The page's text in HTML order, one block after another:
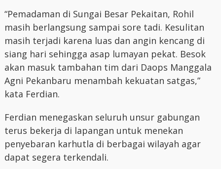
“Pemadaman di Sungai Besar Pekaitan, Rohil
masih berlangsung sampai sore tadi. Kesulitan
masih terjadi karena luas dan angin kencang di
siang hari sehingga asap lumayan pekat. Besok
akan masuk tambahan tim dari Daops Manggala
Agni Pekanbaru menambah kekuatan satgas,”
kata Ferdian.
Ferdian menegaskan seluruh unsur gabungan
terus bekerja di lapangan untuk menekan
penyebaran karhutla di berbagai wilayah agar
dapat segera terkendali.